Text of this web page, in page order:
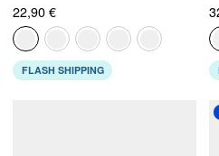
22,90 €
FLASH SHIPPING